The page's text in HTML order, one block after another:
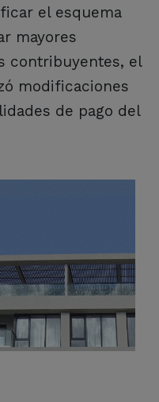
el esquema
mayores
contribuyentes, el
modificaciones
de pago del